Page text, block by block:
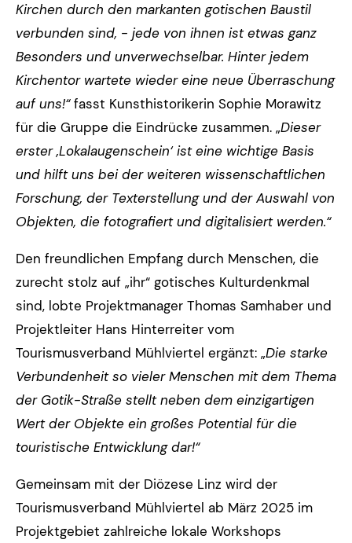
Kirchen durch den markanten gotischen Baustil
verbunden sind, - jede von ihnen ist etwas ganz
Besonders und unverwechselbar. Hinter jedem
Kirchentor wartete wieder eine neue Überraschung
auf uns!“fasst Kunsthistorikerin Sophie Morawitz
für die Gruppe die Eindrücke zusammen. „Dieser
erster ‚Lokalaugenschein‘ ist eine wichtige Basis
und hilft uns bei der weiteren wissenschaftlichen
Forschung, der Texterstellung und der Auswahl von
Objekten, die fotografiert und digitalisiert werden.“
Den freundlichen Empfang durch Menschen, die
zurecht stolz auf „ihr“ gotisches Kulturdenkmal
sind, lobte Projektmanager Thomas Samhaber und
Projektleiter Hans Hinterreiter vom
Tourismusverband Mühlviertel ergänzt: „Die starke
Verbundenheit so vieler Menschen mit dem Thema
der Gotik-Straße stellt neben dem einzigartigen
Wert der Objekte ein großes Potential für die
touristische Entwicklung dar!“
Gemeinsam mit der Diözese Linz wird der
Tourismusverband Mühlviertel ab März 2025 im
Projektgebiet zahlreiche lokale Workshops